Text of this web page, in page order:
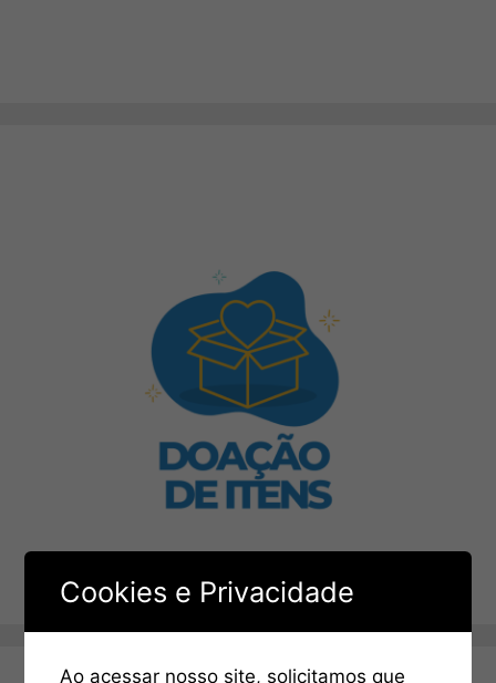
Cookies e Privacidade
Ao acessar nosso site, solicitamos que